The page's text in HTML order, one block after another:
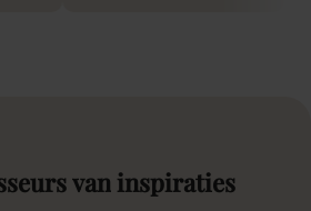
van inspiraties